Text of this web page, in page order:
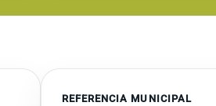
REFERENCIA MUNICIPAL